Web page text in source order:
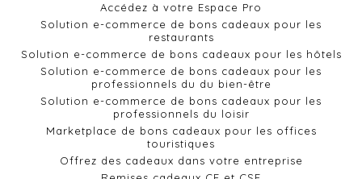
Accédez à votre Espace Pro
Solution e-commerce de bons cadeaux pour les
restaurants
Solution e-commerce de bons cadeaux pour les hôtels
Solution e-commerce de bons cadeaux pour les
professionnels du du bien-être
Solution e-commerce de bons cadeaux pour les
professionnels du loisir
Marketplace de bons cadeaux pour les offices
touristiques
Offrez des cadeaux dans votre entreprise